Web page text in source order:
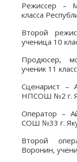
Режиссер –
класса
Второй
ученица 10
Продюсер,
ученик 11
Сценарист –
НПСОШ №2 г.
Оператор –
СОШ №33 г.
Второй
Воронин,